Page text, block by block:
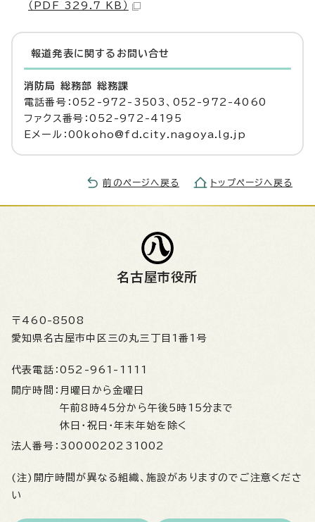
（PDF 329.7 KB）
報道発表に関するお問い合せ
消防局 総務部 総務課
電話番号：052-972-3503、052-972-4060
ファクス番号：052-972-4195
Eメール：00koho@fd.city.nagoya.lg.jp
前のページへ戻る トップページへ戻る
名古屋市役所
〒460-8508
愛知県名古屋市中区三の丸三丁目1番1号
代表電話： 052-961-1111
開庁時間： 月曜日から金曜日
午前8時45分から午後5時15分まで
休日・祝日・年末年始を除く
法人番号： 3000020231002
(注)開庁時間が異なる組織、施設がありますのでご注意くださ
い